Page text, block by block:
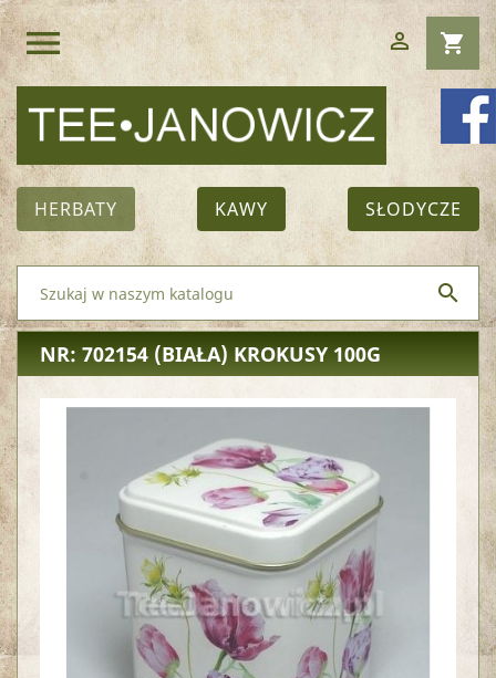
menu

 shopping_cart
HERBATY KAWY SŁODYCZE
NR: 702154 (BIAŁA) KROKUSY 100G